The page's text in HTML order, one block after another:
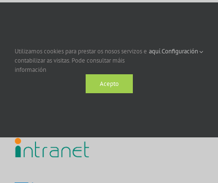
Utilizamos cookies para prestar os nosos servizos e
contabilizar as visitas. Pode consultar máis
información
aquí.Configuración
Acepto